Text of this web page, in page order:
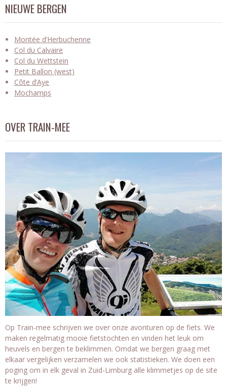
NIEUWE BERGEN
Montée d’Herbuchenne
Col du Calvaire
Col du Wettstein
Petit Ballon (west)
Côte d’Aye
Mochamps
OVER TRAIN-MEE
Op Train-mee schrijven we over onze avonturen op de fiets. We
maken regelmatig mooie fietstochten en vinden het leuk om
heuvels en bergen te beklimmen. Omdat we bergen graag met
elkaar vergelijken verzamelen we ook statistieken. We doen een
poging om in elk geval in Zuid-Limburg alle klimmetjes op de site
te krijgen!